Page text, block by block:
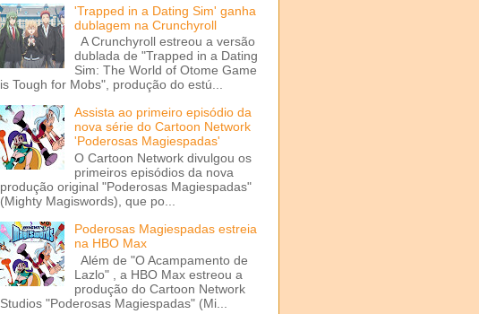
'Trapped in a Dating Sim' ganha
dublagem na Crunchyroll
A Crunchyroll estreou a versão
dublada de "Trapped in a Dating
Sim: The World of Otome Game
is Tough for Mobs", produção do estú...
Assista ao primeiro episódio da
nova série do Cartoon Network
'Poderosas Magiespadas'
O Cartoon Network divulgou os
primeiros episódios da nova
produção original "Poderosas Magiespadas"
(Mighty Magiswords), que po...
Poderosas Magiespadas estreia
na HBO Max
Além de "O Acampamento de
Lazlo" , a HBO Max estreou a
produção do Cartoon Network
Studios "Poderosas Magiespadas" (Mi...